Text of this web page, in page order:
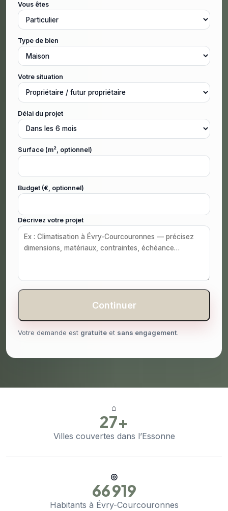
Vous êtes
Type de bien
Votre situation
Délai du projet
Surface (m², optionnel)
Budget (€, optionnel)
Décrivez votre projet
Continuer
Votre demande est gratuite et sans engagement.
⌂
27+
Villes couvertes dans l’Essonne
◎
66 919
Habitants à Évry-Courcouronnes